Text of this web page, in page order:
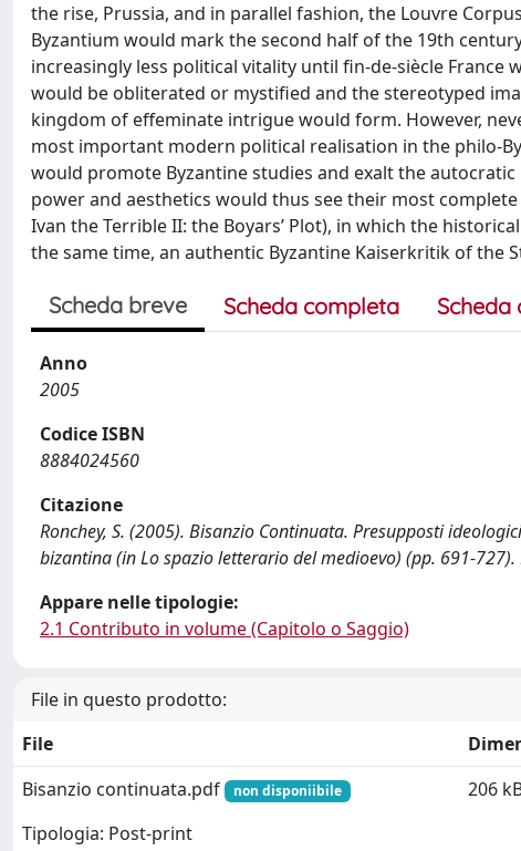
the rise, Prussia, and in parallel fashion, the Louvre
Byzantium would mark the second half of the 19th
increasingly less political vitality until fin-de-siècle
would be obliterated or mystified and the stereotyped
kingdom of effeminate intrigue would form. However,
most important modern political realisation in the philo-
would promote Byzantine studies and exalt the
power and aesthetics would thus see their most
Ivan the Terrible II: the Boyars’ Plot), in which the
the same time, an authentic Byzantine Kaiserkritik of the
Scheda breve Scheda completa Scheda
Anno
2005
Codice ISBN
8884024560
Citazione
Ronchey, S. (2005). Bisanzio Continuata. Presupposti
bizantina (in Lo spazio letterario del medioevo) (pp. 691-727).
Appare nelle tipologie:
2.1 Contributo in volume (Capitolo o Saggio)
File in questo prodotto:
File
Bisanzio continuata.pdf
non disponiibile
Tipologia: Post-print
206